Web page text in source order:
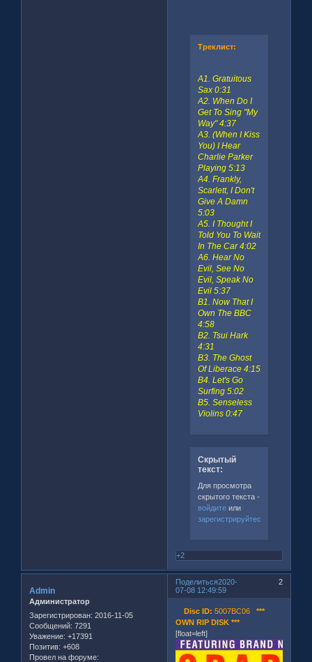
Треклист:
A1. Gratuitous
Sax 0:31
A2. When Do I
Get To Sing "My
Way" 4:37
A3. (When I Kiss
You) I Hear
Charlie Parker
Playing 5:13
A4. Frankly,
Scarlett, I Don't
Give A Damn
5:03
A5. I Thought I
Told You To Wait
In The Car 4:02
A6. Hear No
Evil, See No
Evil, Speak No
Evil 5:37
B1. Now That I
Own The BBC
4:58
B2. Tsui Hark
4:31
B3. The Ghost
Of Liberace 4:15
B4. Let's Go
Surfing 5:02
B5. Senseless
Violins 0:47
Скрытый
текст:
Для просмотра
скрытого текста -
войдитеили
зарегистрируйтесь
+2
Поделиться 2
2020-
07-08 12:49:59
Admin
Администратор
Зарегистрирован: 2016-11-05
Сообщений: 7291
Уважение: +17391
Позитив: +608
Провел на форуме:
Disc ID: 5007BC06***
OWN RIP DISK ***
[float=left]